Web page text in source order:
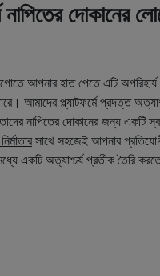
নাপিতের দোকানের
আপনার হাত পেতে এটি
আমাদের প্ল্যাটফর্মে প্রদত্ত
তাদের নাপিতের দোকানের জন্য একটি
সাথে সহজেই আপনার
একটি অত্যাশ্চর্য প্রতীক তৈরি